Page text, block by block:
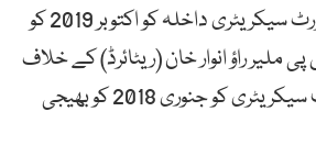
خلاف الزامات کی رپورٹ سیکریٹری داخلہ کو اکتوبر 2019 کو
ملیر راؤ انوار خان (ریٹائرڈ) کے خلاف
تحقیقاتی رپورٹ چیف سیکریٹری کو جنوری 2018 کو بھیجی